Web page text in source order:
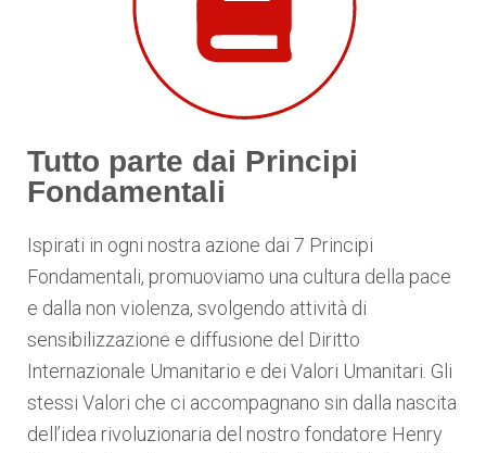
Tutto parte dai Principi
Fondamentali
Ispirati in ogni nostra azione dai 7 Principi
Fondamentali, promuoviamo una cultura della pace
e dalla non violenza, svolgendo attività di
sensibilizzazione e diffusione del Diritto
Internazionale Umanitario e dei Valori Umanitari. Gli
stessi Valori che ci accompagnano sin dalla nascita
dell’idea rivoluzionaria del nostro fondatore Henry